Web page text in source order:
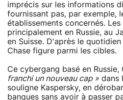
imprécis sur les informations
fournissant pas, par exemple,
établissements concernés.
principalement en Russie, au
en Suisse. D'après le
Chase figure parmi les cibles.
Ce cybergang basé en Russie,
franchi un nouveau cap » dans
souligne Kaspersky, en
banques sans avoir à passer